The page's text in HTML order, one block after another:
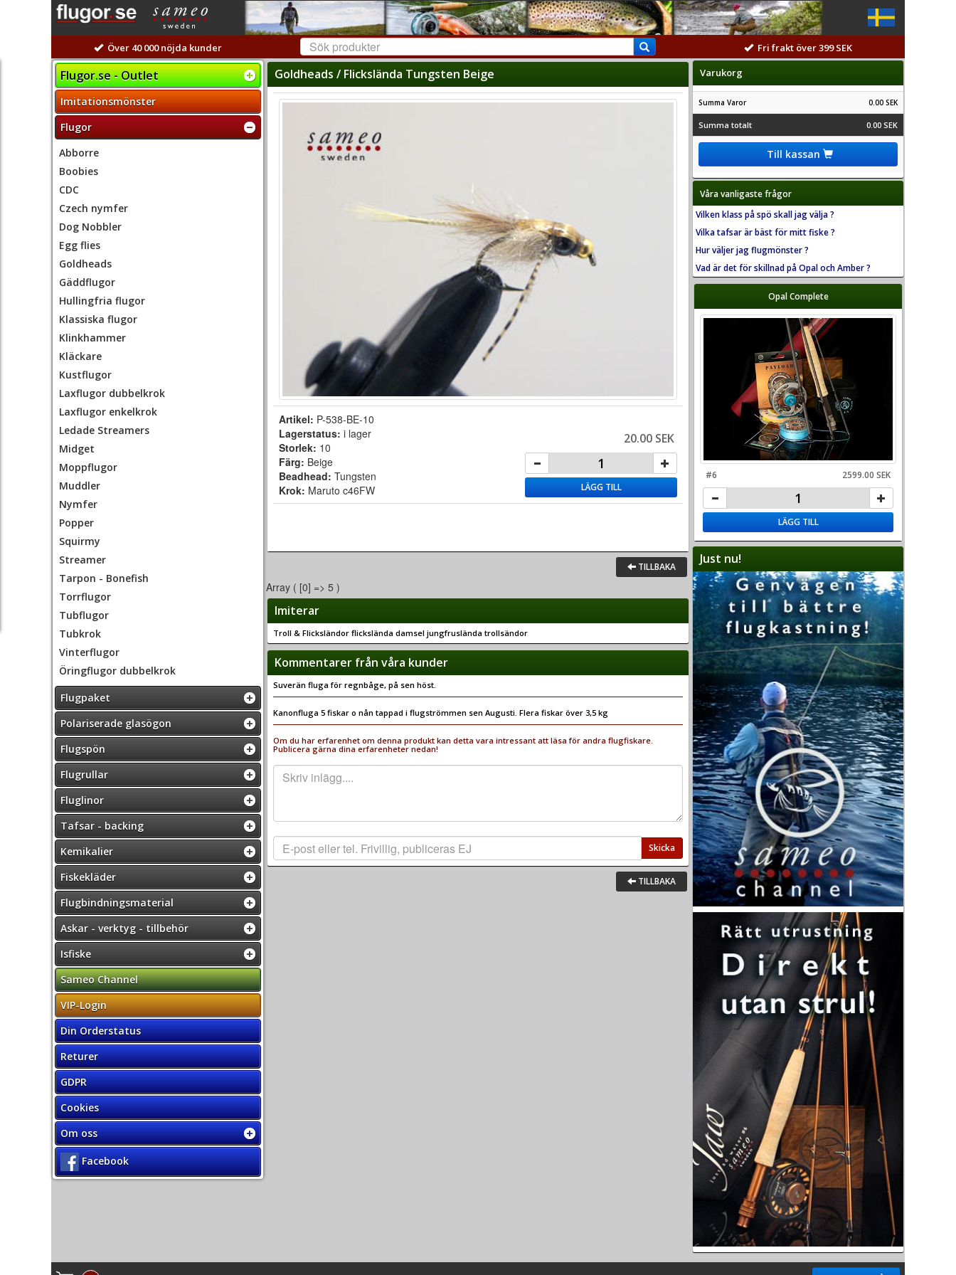
Över 40 000 nöjda kunder Fri frakt över 399 SEK
Flugor.se - Outlet
Imitationsmönster
Flugor
Abborre
Boobies
CDC
Czech nymfer
Dog Nobbler
Egg flies
Goldheads
Gäddflugor
Hullingfria flugor
Klassiska flugor
Klinkhammer
Kläckare
Kustflugor
Laxflugor dubbelkrok
Laxflugor enkelkrok
Ledade Streamers
Midget
Moppflugor
Muddler
Nymfer
Popper
Squirmy
Streamer
Tarpon - Bonefish
Torrflugor
Tubflugor
Tubkrok
Vinterflugor
Öringflugor dubbelkrok
Flugpaket
Polariserade glasögon
Flugspön
Flugrullar
Fluglinor
Tafsar - backing
Kemikalier
Fiskekläder
Flugbindningsmaterial
Askar - verktyg - tillbehör
Isfiske
Sameo Channel
VIP-Login
Din Orderstatus
Returer
GDPR
Cookies
Om oss
Facebook
Goldheads / Flickslända Tungsten Beige
Artikel: P-538-BE-10
Lagerstatus: i lager
Storlek: 10
Färg: Beige
Beadhead: Tungsten
Krok: Maruto c46FW
20.00 SEK
LÄGG TILL
TILLBAKA
Array ( [0] => 5 )
Imiterar
Troll & Flicksländor flickslända damsel jungfruslända trollsändor
Kommentarer från våra kunder
Suverän fluga för regnbåge, på sen höst.
Kanonfluga 5 fiskar o nån tappad i flugströmmen sen Augusti. Flera fiskar över 3,5 kg
Om du har erfarenhet om denna produkt kan detta vara intressant att läsa för andra flugfiskare.
Publicera gärna dina erfarenheter nedan!
Skicka
TILLBAKA
Varukorg
Summa Varor 0.00 SEK
Summa totalt 0.00 SEK
Till kassan
Våra vanligaste frågor
Vilken klass på spö skall jag välja ?
Vilka tafsar är bäst för mitt fiske ?
Hur väljer jag flugmönster ?
Vad är det för skillnad på Opal och Amber ?
Opal Complete
#6 2599.00 SEK
LÄGG TILL
Just nu!